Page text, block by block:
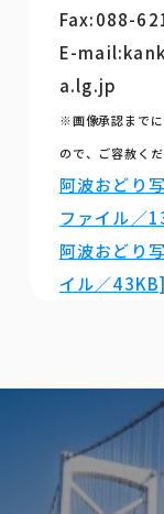
Fax:088-
E-
a.lg.jp
※画像承認まで
ので、ご容赦くだ
阿波おどり
ファイル／
阿波おどり
イル／43KB]